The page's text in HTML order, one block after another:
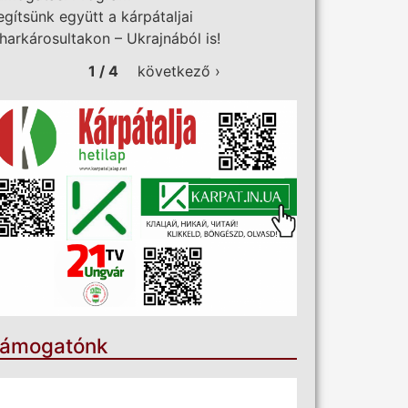
együtt a kárpátaljai
– Ukrajnából is!
1 / 4
következő ›